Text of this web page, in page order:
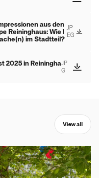
aus den
Reininghaus: Wie l
im Stadtteil?
JP
EG
2025 in ReininghaJP
G
View all